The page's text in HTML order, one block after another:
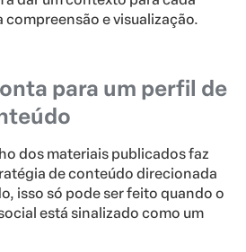
compreensão e visualização.
para um perfil de
dos materiais publicados faz
de conteúdo direcionada
isso só pode ser feito quando o
está sinalizado como um